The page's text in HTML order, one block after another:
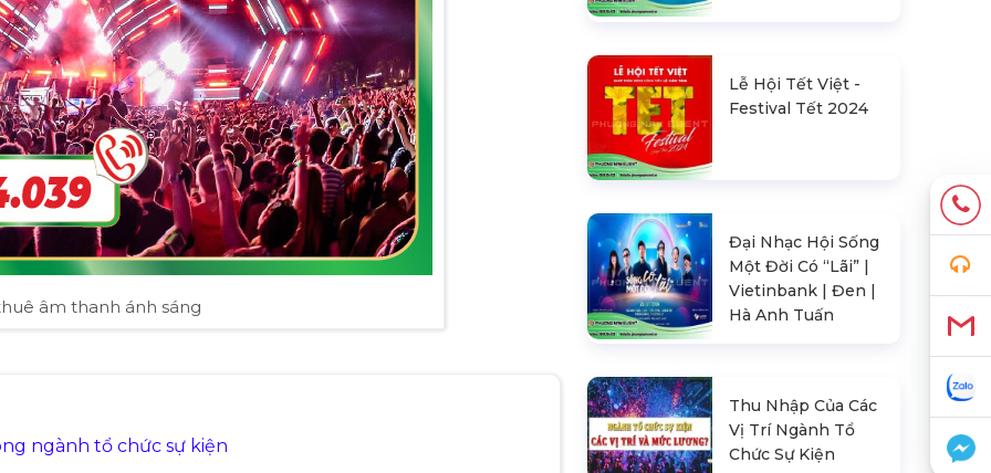
âm thanh ánh sáng
ngành tổ chức sự kiện
Lễ Hội Tết Việt -
Festival Tết 2024
Đại Nhạc Hội Sống
Một Đời Có “Lãi” |
Vietinbank | Đen |
Hà Anh Tuấn
Thu Nhập Của Các
Vị Trí Ngành Tổ
Chức Sự Kiện